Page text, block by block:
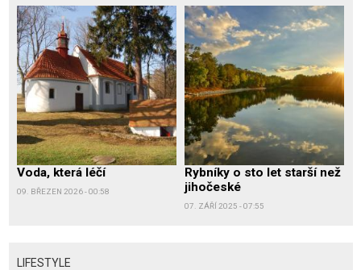
Voda, která léčí
09. BŘEZEN 2026 - 00:58
Rybníky o sto let starší než
jihočeské
07. ZÁŘÍ 2025 - 07:55
LIFESTYLE